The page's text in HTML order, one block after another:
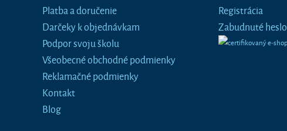
Platba a doručenie
Darčeky k objednávkam
Podpor svoju školu
Všeobecné obchodné podmienky
Reklamačné podmienky
Kontakt
Blog
Registrácia
Zabudnuté heslo